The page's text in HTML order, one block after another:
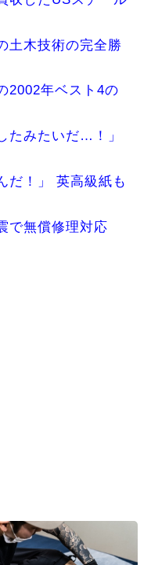
土木技術の完全勝
2002年ベスト4の
たみたいだ…！」
だ！」 英高級紙も
で無償修理対応